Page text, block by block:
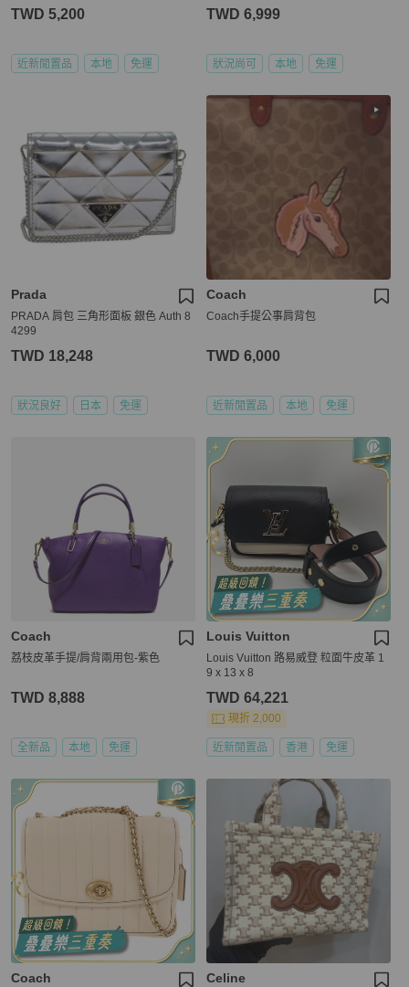
TWD 5,200
近新閒置品 本地 免運
TWD 6,999
狀況尚可 本地 免運
Prada
PRADA 肩包 三角形面板 銀色 Auth 8
4299
TWD 18,248
狀況良好 日本 免運
Coach
Coach手提公事肩背包
TWD 6,000
近新閒置品 本地 免運
Coach
荔枝皮革手提/肩背兩用包-紫色
TWD 8,888
全新品 本地 免運
Louis Vuitton
Louis Vuitton 路易威登 粒面牛皮革 1
9 x 13 x 8
TWD 64,221
現折 2,000
近新閒置品 香港 免運
Coach Celine